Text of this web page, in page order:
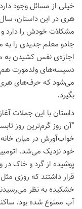
خیلی از مسائل وجود
هری در این داستان،
مشکلات خودش را دارد
جادو معلم جدیدی را
اجازه‌ی نفس کشیدن به
دسیسه‌های ولدمورت هم
می‌شود که حرف‌های هری
بگیرد.
داستان با این جملات
"آن روز گرم‌ترین روز
خواب‌آورش در میان
خود نزدیک می‌شد.
پوشیده از گرد و خاک در
قرار داشتند که روزی
خشکیده به نظر
آب ممنوع شده بود.